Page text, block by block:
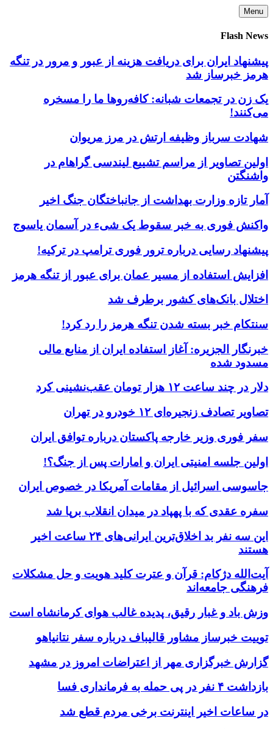
Skip
to
content
Menu
Flash News
پیشنهاد ایران برای دریافت هزینه از عبور و مرور در تنگه
هرمز خبرساز شد
یک زن در تجمعات شبانه: کافه‌روها ما را مسخره
می‌کنند!
شهادت سرباز وظیفه ارتش در مرز مریوان
اولین تصاویر از مراسم تشییع لیندسی گراهام در
واشنگتن
آمار تازه وزارت بهداشت از جانباختگان جنگ اخیر
واکنش فوری به خبر سقوط یک شیء در آسمان یاسوج
پیشنهاد رسایی درباره ترور فوری ترامپ در ترکیه!
افزایش استفاده از مسیر عمان برای عبور از تنگه هرمز
اختلال بانک‌های کشور برطرف شد
سنتکام خبر بسته شدن تنگه هرمز را رد کرد!
خبرنگار الجزیره: آغاز استفاده ایران از منابع مالی
مسدود شده
دلار در چند ساعت ۱۲ هزار تومان عقب‌نشینی کرد
تصاویر تصادف زنجیره‌ای ۱۲ خودرو در تهران
سفر فوری وزیر خارجه پاکستان درباره توافق ایران
اولین جلسه امنیتی ایران و امارات پس از جنگ؟!
جاسوسی اسرائیل از مقامات آمریکا در خصوص ایران
سفره عقدی که با پهپاد در میدان انقلاب برپا شد
این سه نفر بد اخلاق‌ترین ایرانی‌های ۲۴ ساعت اخیر
هستند
آیت‌الله دژکام: قرآن و عترت کلید هویت و حل مشکلات
فرهنگی جامعه‌اند
وزش باد و غبار رقیق، پدیده غالب هوای کرمانشاه است
توییت خبرساز مشاور قالیباف درباره سفر نتانیاهو
گزارش خبرگزاری مهر از اعتراضات امروز در مشهد
بازداشت ۴ نفر در پی حمله به فرمانداری فسا
در ساعات اخیر اینترنت برخی مردم قطع شد